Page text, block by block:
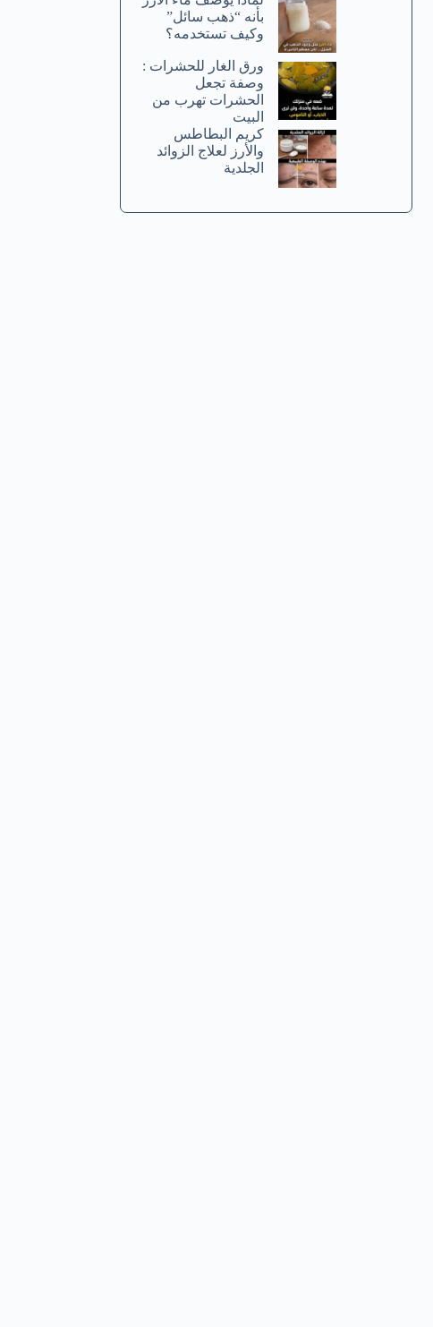
بأنه “ذهب سائل”
وكيف تستخدمه؟
ورق الغار للحشرات :
وصفة تجعل
الحشرات تهرب من
البيت
كريم البطاطس
والأرز لعلاج الزوائد
الجلدية